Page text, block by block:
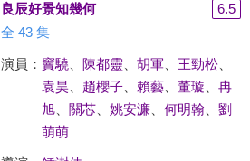
良辰好景知幾何
6.5
全 43 集
演員： 竇驍 陳都靈、 胡軍、 王勁松、
袁昊、 趙櫻子、 賴藝、 董璇
冉
旭、 關芯、 姚安濂、 何明翰
劉
萌萌